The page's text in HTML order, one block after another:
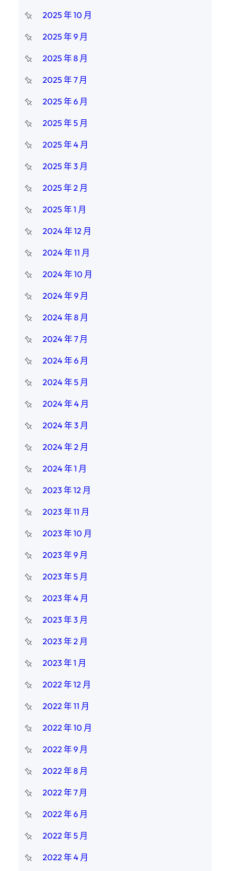
2025 年 10 月
2025 年 9 月
2025 年 8 月
2025 年 7 月
2025 年 6 月
2025 年 5 月
2025 年 4 月
2025 年 3 月
2025 年 2 月
2025 年 1 月
2024 年 12 月
2024 年 11 月
2024 年 10 月
2024 年 9 月
2024 年 8 月
2024 年 7 月
2024 年 6 月
2024 年 5 月
2024 年 4 月
2024 年 3 月
2024 年 2 月
2024 年 1 月
2023 年 12 月
2023 年 11 月
2023 年 10 月
2023 年 9 月
2023 年 5 月
2023 年 4 月
2023 年 3 月
2023 年 2 月
2023 年 1 月
2022 年 12 月
2022 年 11 月
2022 年 10 月
2022 年 9 月
2022 年 8 月
2022 年 7 月
2022 年 6 月
2022 年 5 月
2022 年 4 月